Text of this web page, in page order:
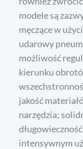
modele są
męczące w
udarowy
możliwość
kierunku
jakość
narzędzia;
intensywnym